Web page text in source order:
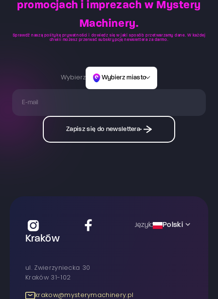
promocjach i imprezach w Mystery
Machinery.
Sprawdź naszą politykę prywatności
i dowiedz się w jaki sposób przetwarzamy dane. W każdej
chwili możesz przerwać subskrypcję newslettera za darmo.
Wybierz Wybierz miasto
Zapisz się do newslettera
Język: Polski
Kraków
ul. Zwierzyniecka 30
Kraków 31-102
krakow@mysterymachinery.pl